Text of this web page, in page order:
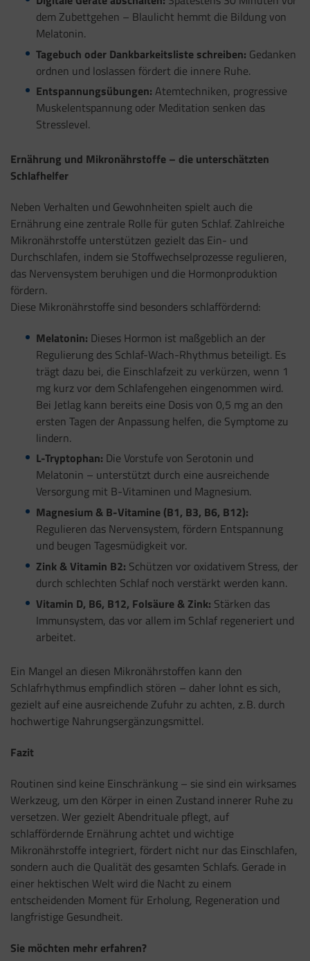
dem Zubettgehen – Blaulicht hemmt die Bildung von
Melatonin.
Tagebuch oder Dankbarkeitsliste schreiben: Gedanken
ordnen und loslassen fördert die innere Ruhe.
Entspannungsübungen: Atemtechniken, progressive
Muskelentspannung oder Meditation senken das
Stresslevel.
Ernährung und Mikronährstoffe – die unterschätzten
Schlafhelfer
Neben Verhalten und Gewohnheiten spielt auch die
Ernährung eine zentrale Rolle für guten Schlaf. Zahlreiche
Mikronährstoffe unterstützen gezielt das Ein- und
Durchschlafen, indem sie Stoffwechselprozesse regulieren,
das Nervensystem beruhigen und die Hormonproduktion
fördern.
Diese Mikronährstoffe sind besonders schlaffördernd:
Melatonin: Dieses Hormon ist maßgeblich an der
Regulierung des Schlaf-Wach-Rhythmus beteiligt. Es
trägt dazu bei, die Einschlafzeit zu verkürzen, wenn 1
mg kurz vor dem Schlafengehen eingenommen wird.
Bei Jetlag kann bereits eine Dosis von 0,5 mg an den
ersten Tagen der Anpassung helfen, die Symptome zu
lindern.
L-Tryptophan: Die Vorstufe von Serotonin und
Melatonin – unterstützt durch eine ausreichende
Versorgung mit B-Vitaminen und Magnesium.
Magnesium & B-Vitamine (B1, B3, B6, B12):
Regulieren das Nervensystem, fördern Entspannung
und beugen Tagesmüdigkeit vor.
Zink & Vitamin B2: Schützen vor oxidativem Stress, der
durch schlechten Schlaf noch verstärkt werden kann.
Vitamin D, B6, B12, Folsäure & Zink: Stärken das
Immunsystem, das vor allem im Schlaf regeneriert und
arbeitet.
Ein Mangel an diesen Mikronährstoffen kann den
Schlafrhythmus empfindlich stören – daher lohnt es sich,
gezielt auf eine ausreichende Zufuhr zu achten, z. B. durch
hochwertige Nahrungsergänzungsmittel.
Fazit
Routinen sind keine Einschränkung – sie sind ein wirksames
Werkzeug, um den Körper in einen Zustand innerer Ruhe zu
versetzen. Wer gezielt Abendrituale pflegt, auf
schlaffördernde Ernährung achtet und wichtige
Mikronährstoffe integriert, fördert nicht nur das Einschlafen,
sondern auch die Qualität des gesamten Schlafs. Gerade in
einer hektischen Welt wird die Nacht zu einem
entscheidenden Moment für Erholung, Regeneration und
langfristige Gesundheit.
Sie möchten mehr erfahren?